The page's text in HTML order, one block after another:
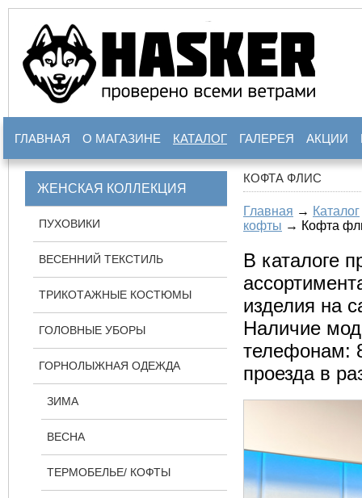
ГЛАВНАЯ О МАГАЗИНЕ КАТАЛОГ ГАЛЕРЕЯ АКЦИИ
КОФТА ФЛИС
Главная → Каталог
кофты → Кофта
В каталоге
изделия на
Наличие
телефонам:
проезда в
ЖЕНСКАЯ КОЛЛЕКЦИЯ
ПУХОВИКИ
ВЕСЕННИЙ ТЕКСТИЛЬ
ТРИКОТАЖНЫЕ КОСТЮМЫ
ГОЛОВНЫЕ УБОРЫ
ГОРНОЛЫЖНАЯ ОДЕЖДА
ЗИМА
ВЕСНА
ТЕРМОБЕЛЬЕ/ КОФТЫ